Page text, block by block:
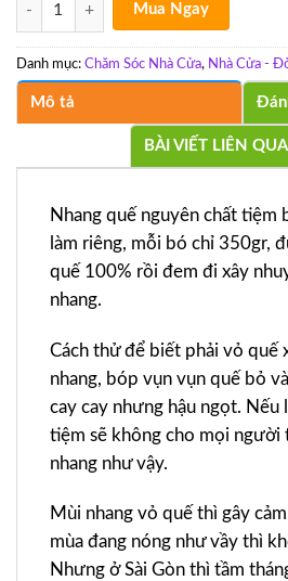
Mua Ngay
Danh mục: Chăm Sóc Nhà Cửa, Nhà Cửa -
Mô tả
BÀI VIẾT LIÊN
Nhang quế nguyên chất tiệm
làm riêng, mỗi bó chỉ 350gr,
quế 100% rồi đem đi xây
nhang.
Cách thử để biết phải vỏ quế
nhang, bóp vụn vụn quế bỏ
cay cay nhưng hậu ngọt. Nếu
tiệm sẽ không cho mọi người
nhang như vậy.
Mùi nhang vỏ quế thì gây
mùa đang nóng như vầy thì
Nhưng ở Sài Gòn thì tầm